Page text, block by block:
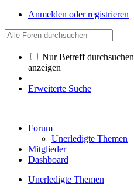
Anmelden oder registrieren
Nur Betreff durchsuchen
anzeigen
Erweiterte Suche
Forum
Unerledigte Themen
Mitglieder
Dashboard
Unerledigte Themen